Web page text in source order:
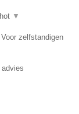
▼
zelfstandigen